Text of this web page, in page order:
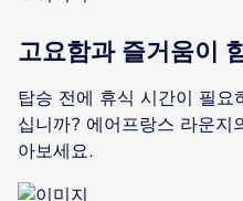
고요함과 즐거움이
탑승 전에 휴식 시간이 필요
십니까? 에어프랑스 라운지
아보세요.